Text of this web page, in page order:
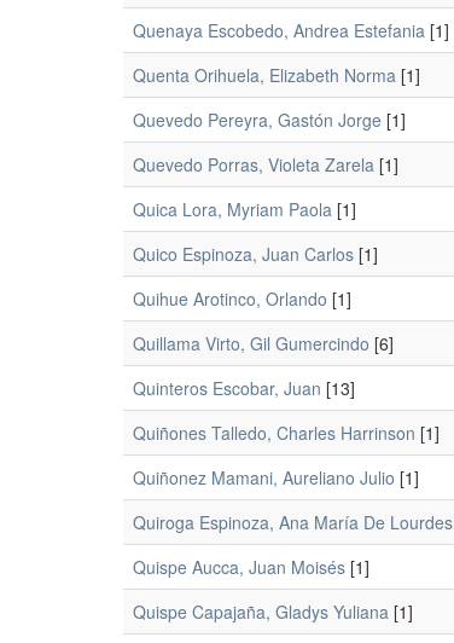
Quenaya Escobedo, Andrea Estefania [1]
Quenta Orihuela, Elizabeth Norma [1]
Quevedo Pereyra, Gastón Jorge [1]
Quevedo Porras, Violeta Zarela [1]
Quica Lora, Myriam Paola [1]
Quico Espinoza, Juan Carlos [1]
Quihue Arotinco, Orlando [1]
Quillama Virto, Gil Gumercindo [6]
Quinteros Escobar, Juan [13]
Quiñones Talledo, Charles Harrinson [1]
Quiñonez Mamani, Aureliano Julio [1]
Quiroga Espinoza, Ana María De Lourdes
Quispe Aucca, Juan Moisés [1]
Quispe Capajaña, Gladys Yuliana [1]